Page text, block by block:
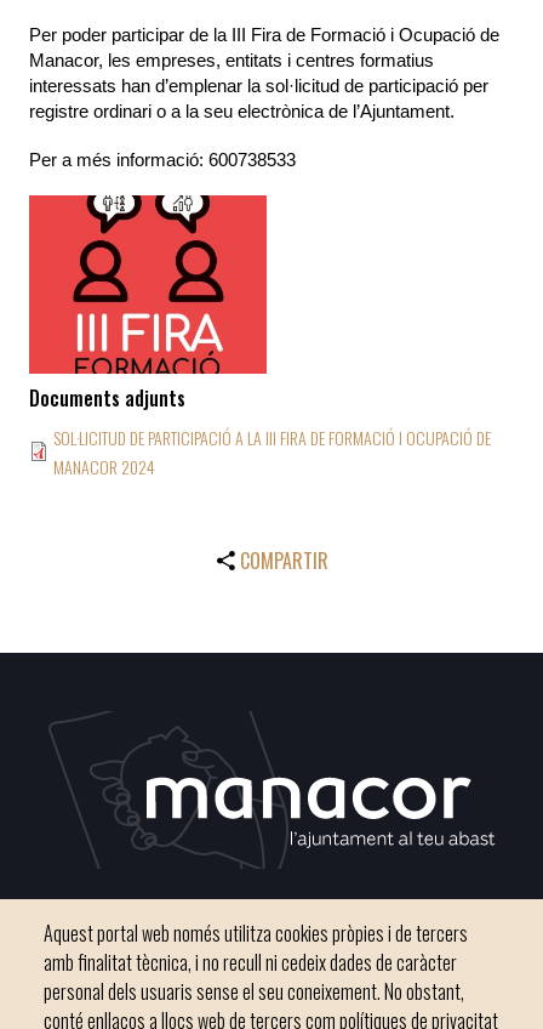
Per poder participar de la III Fira de Formació i Ocupació de
Manacor, les empreses, entitats i centres formatius
interessats han d’emplenar la sol·licitud de participació per
registre ordinari o a la seu electrònica de l’Ajuntament.
Per a més informació: 600738533
Documents adjunts
SOL·LICITUD DE PARTICIPACIÓ A LA III FIRA DE FORMACIÓ I OCUPACIÓ DE
MANACOR 2024
COMPARTIR
Telèfon 971 84 91 00 - CIF: P0703300D
Aquest portal web només utilitza cookies pròpies i de tercers
amb finalitat tècnica, i no recull ni cedeix dades de caràcter
personal dels usuaris sense el seu coneixement. No obstant,
conté enllaços a llocs web de tercers com polítiques de privacitat